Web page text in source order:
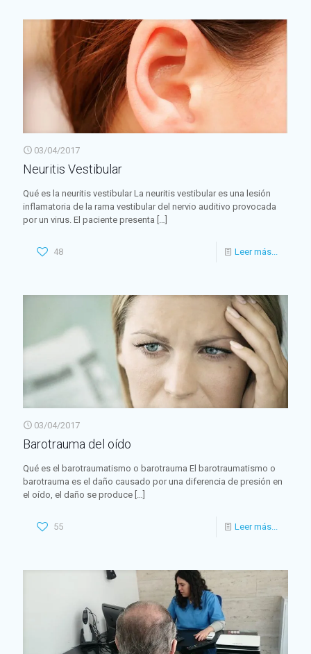
03/04/2017
Neuritis Vestibular
Qué es la neuritis vestibular La neuritis vestibular es una lesión
inflamatoria de la rama vestibular del nervio auditivo provocada
por un virus. El paciente presenta […]
48 Leer más...
03/04/2017
Barotrauma del oído
Qué es el barotraumatismo o barotrauma El barotraumatismo o
barotrauma es el daño causado por una diferencia de presión en
el oído, el daño se produce […]
55 Leer más...